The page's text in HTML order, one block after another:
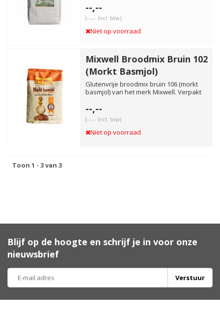
--,--
(--,-- Incl. btw)
Niet op voorraad
Mixwell Broodmix Bruin 102
(Morkt Basmjol)
Glutenvrije broodmix bruin 106 (morkt
basmjol) van het merk Mixwell. Verpakt
--,--
(--,-- Incl. btw)
Niet op voorraad
Toon 1 - 3 van 3
Blijf op de hoogte en schrijf je in voor onze
nieuwsbrief
Verstuur